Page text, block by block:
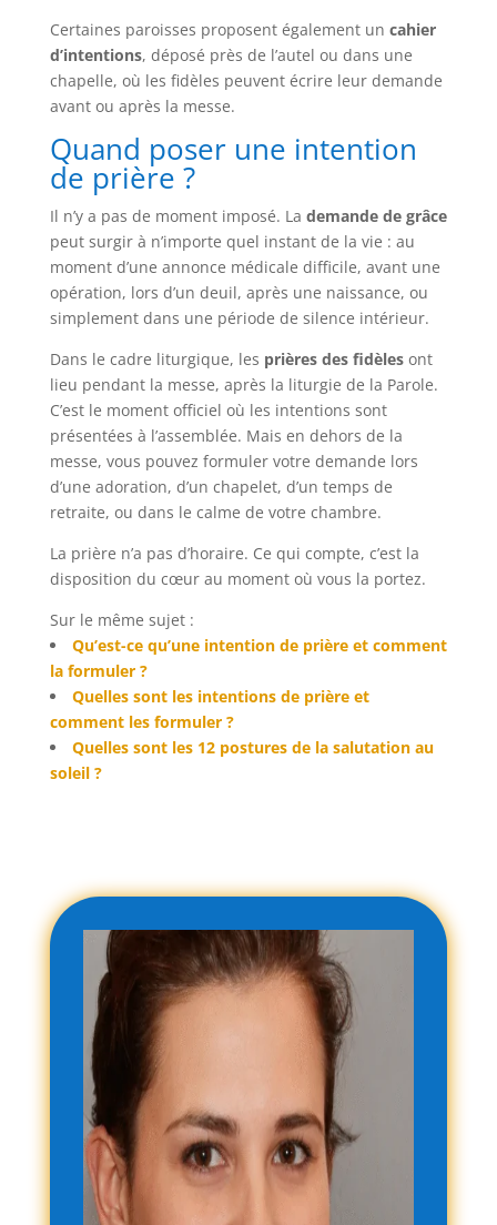
Certaines paroisses proposent également un cahier
d’intentions, déposé près de l’autel ou dans une
chapelle, où les fidèles peuvent écrire leur demande
avant ou après la messe.
Quand poser une intention
de prière ?
Il n’y a pas de moment imposé. La demande de grâce
peut surgir à n’importe quel instant de la vie : au
moment d’une annonce médicale difficile, avant une
opération, lors d’un deuil, après une naissance, ou
simplement dans une période de silence intérieur.
Dans le cadre liturgique, les prières des fidèlesont
lieu pendant la messe, après la liturgie de la Parole.
C’est le moment officiel où les intentions sont
présentées à l’assemblée. Mais en dehors de la
messe, vous pouvez formuler votre demande lors
d’une adoration, d’un chapelet, d’un temps de
retraite, ou dans le calme de votre chambre.
La prière n’a pas d’horaire. Ce qui compte, c’est la
disposition du cœur au moment où vous la portez.
Sur le même sujet :
Qu’est-ce qu’une intention de prière et comment
la formuler ?
Quelles sont les intentions de prière et
comment les formuler ?
Quelles sont les 12 postures de la salutation au
soleil ?